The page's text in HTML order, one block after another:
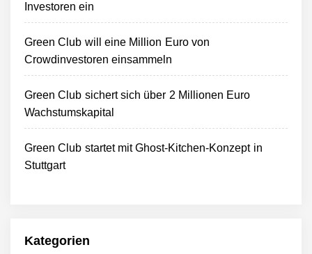
Investoren ein
Green Club will eine Million Euro von
Crowdinvestoren einsammeln
Green Club sichert sich über 2 Millionen Euro
Wachstumskapital
Green Club startet mit Ghost-Kitchen-Konzept in
Stuttgart
Kategorien